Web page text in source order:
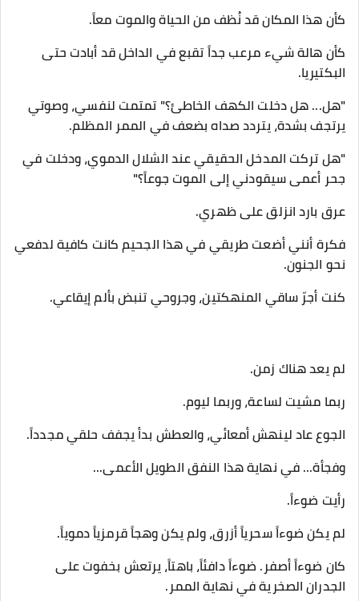
كأن هذا المكان قد نُظف من الحياة والموت معاً.
كأن هالة شيء مرعب جداً تقبع في الداخل قد أبادت حتى
البكتيريا.
​"هل... هل دخلت الكهف الخاطئ؟" تمتمت لنفسي، وصوتي
يرتجف بشدة، يتردد صداه بضعف في الممر المظلم.
"هل تركت المدخل الحقيقي عند الشلال الدموي، ودخلت في
جحر أعمى سيقودني إلى الموت جوعاً؟"
​عرق بارد انزلق على ظهري.
فكرة أنني أضعت طريقي في هذا الجحيم كانت كافية لدفعي
نحو الجنون.
كنت أجرّ ساقي المنهكتين، وجروحي تنبض بألم إيقاعي.
لم يعد هناك زمن.
ربما مشيت لساعة، وربما ليوم.
الجوع عاد لينهش أمعائي، والعطش بدأ يجفف حلقي مجدداً.
​وفجأة... في نهاية هذا النفق الطويل الأعمى...
​رأيت ضوءاً.
​لم يكن ضوءاً سحرياً أزرق، ولم يكن وهجاً قرمزياً دموياً.
كان ضوءاً أصفر. ضوءاً دافئاً، باهتاً، يرتعش بخفوت على
الجدران الصخرية في نهاية الممر.